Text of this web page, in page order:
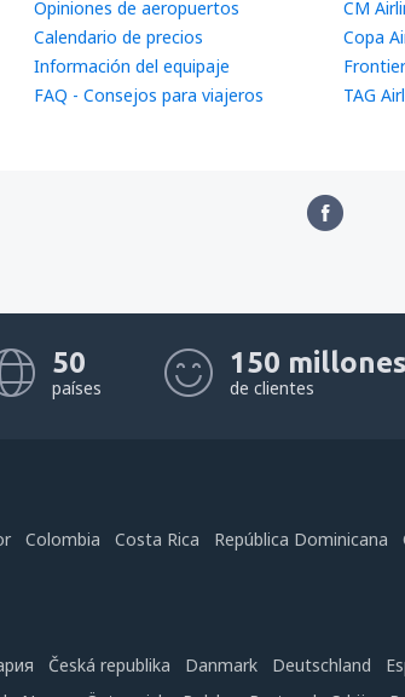
Opiniones de aeropuertos
Calendario de precios
Información del equipaje
FAQ - Consejos para viajeros
CM
Copa
TAG
50
países
150 millones
de clientes
Colombia Costa Rica República Dominicana
Česká republika Danmark Deutschland